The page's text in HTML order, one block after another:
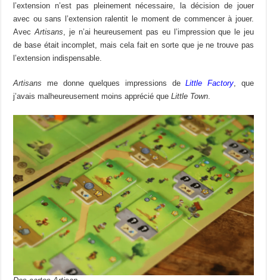
l’extension n’est pas pleinement nécessaire, la décision de jouer
avec ou sans l’extension ralentit le moment de commencer à jouer.
Avec Artisans , je n’ai heureusement pas eu l’impression que le jeu
de base était incomplet, mais cela fait en sorte que je ne trouve pas
l’extension indispensable.
Artisans me donne quelques impressions deLittle Factory , que
j’avais malheureusement moins apprécié queLittle Town